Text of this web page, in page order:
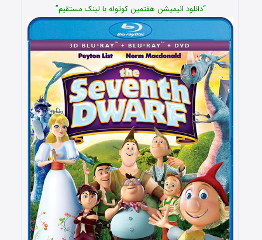
“دانلود انیمیشن هفتمین کوتوله با لینک مستقیم”